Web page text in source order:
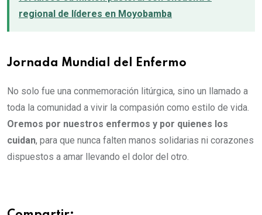
regional de líderes en Moyobamba
Jornada Mundial del Enfermo
No solo fue una conmemoración litúrgica, sino un llamado a
toda la comunidad a vivir la compasión como estilo de vida.
Oremos por nuestros enfermos y por quienes los
cuidan, para que nunca falten manos solidarias ni corazones
dispuestos a amar llevando el dolor del otro.